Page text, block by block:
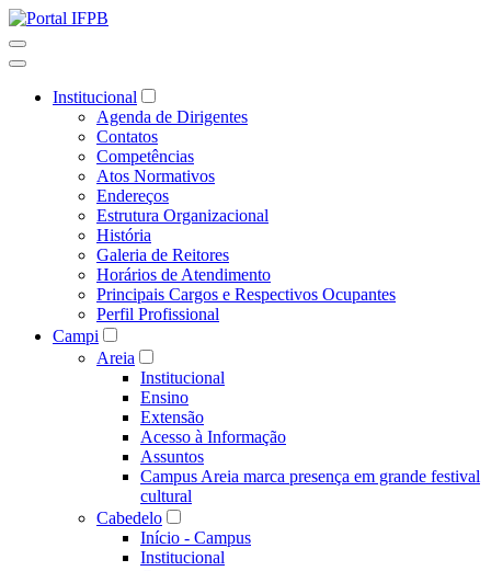
Institucional
Agenda de Dirigentes
Contatos
Competências
Atos Normativos
Endereços
Estrutura Organizacional
História
Galeria de Reitores
Horários de Atendimento
Principais Cargos e Respectivos Ocupantes
Perfil Profissional
Campi
Areia
Institucional
Ensino
Extensão
Acesso à Informação
Assuntos
Campus Areia marca presença em grande festival
cultural
Cabedelo
Início - Campus
Institucional